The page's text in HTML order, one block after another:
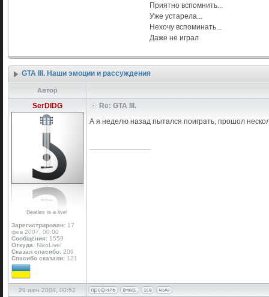
Приятно вспомнить...
Уже устарела...
Нехочу вспоминать...
Даже не играл
GTA III. Наши эмоции и рассуждения
Автор
SerDIDG
Beatles is a live!
Зарегистрирован: 17
фев 2007, 00:00
Сообщения: 1559
Откуда: NikoLive!
Сказал спасибо: 209
Спасибо сказали: 121
Re: GTA III.
А я неделю назад пытался поиграть, прошол
29 июн 2008, 00:52